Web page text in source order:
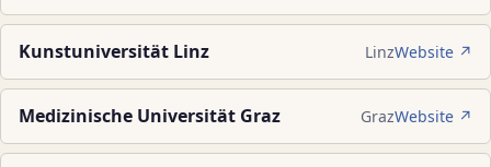
Kunstuniversität Linz LinzWebsite ↗
Medizinische Universität Graz GrazWebsite ↗